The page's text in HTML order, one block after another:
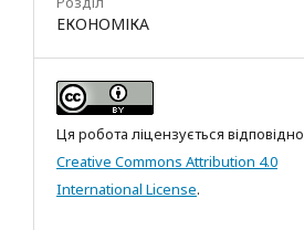
ЕКОНОМІКА
Ця робота ліцензується
Creative Commons Attribution 4.0
International License.